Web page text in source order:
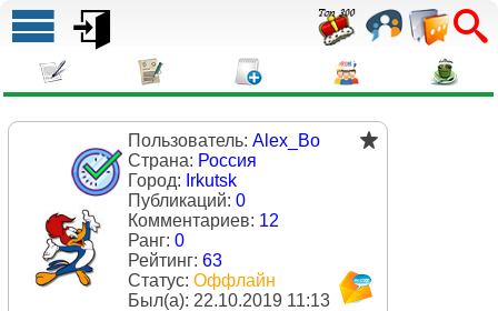
Пользователь: Alex_Bo
Страна: Россия
Город: Irkutsk
Публикаций: 0
Комментариев: 12
Ранг: 0
Рейтинг: 63
Статус: Оффлайн
Был(a): 22.10.2019 11:13